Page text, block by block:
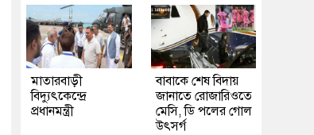
মাতারবাড়ী
বিদ্যুৎকেন্দ্রে
প্রধানমন্ত্রী
বাবাকে শেষ বিদায়
জানাতে রোজারিওতে
মেসি, ডি পলের গোল
উৎসর্গ